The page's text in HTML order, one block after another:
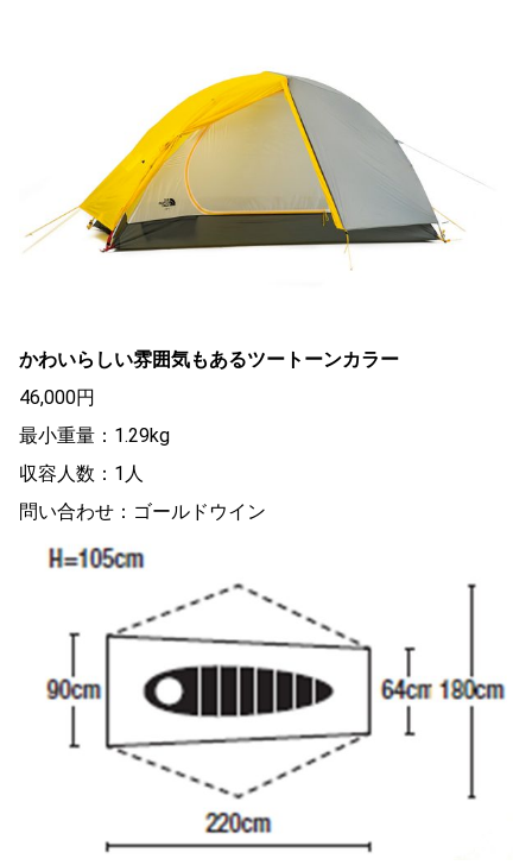
かわいらしい雰囲気もあるツートーンカラー
46,000円
最小重量：1.29kg
収容人数：1人
問い合わせ：ゴールドウイン